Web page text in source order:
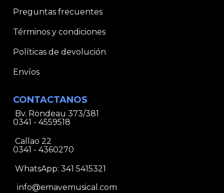
Preguntas frecuentes
Términos y condiciones
Políticas de devolución
Envíos
CONTACTANOS
Bv. Rondeau 373/381
0341 - 4559518
Callao 22
0341 - 4360270
WhatsApp: 341 5415321
info@emavemusical.com